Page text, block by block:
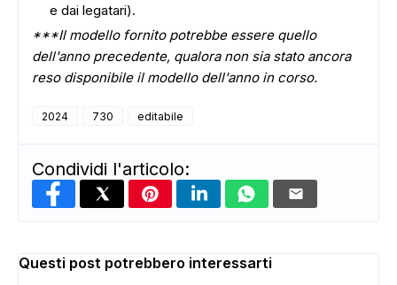
e dai legatari).
***Il modello fornito potrebbe essere quello
dell'anno precedente, qualora non sia stato ancora
reso disponibile il modello dell'anno in corso.
2024 730 editabile
Condividi l'articolo:
Questi post potrebbero interessarti